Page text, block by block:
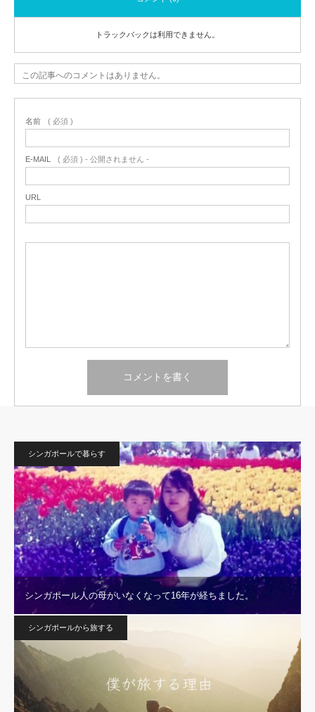
トラックバックは利用できません。
この記事へのコメントはありません。
名前 ( 必須 )
E-MAIL ( 必須 ) - 公開されません -
URL
シンガポールで暮らす
シンガポール人の母がいなくなって16年が経ちました。
シンガポールから旅する